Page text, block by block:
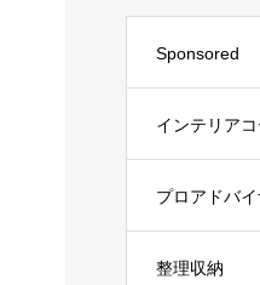
Sponsored
インテリア
プロアドバ
整理収納